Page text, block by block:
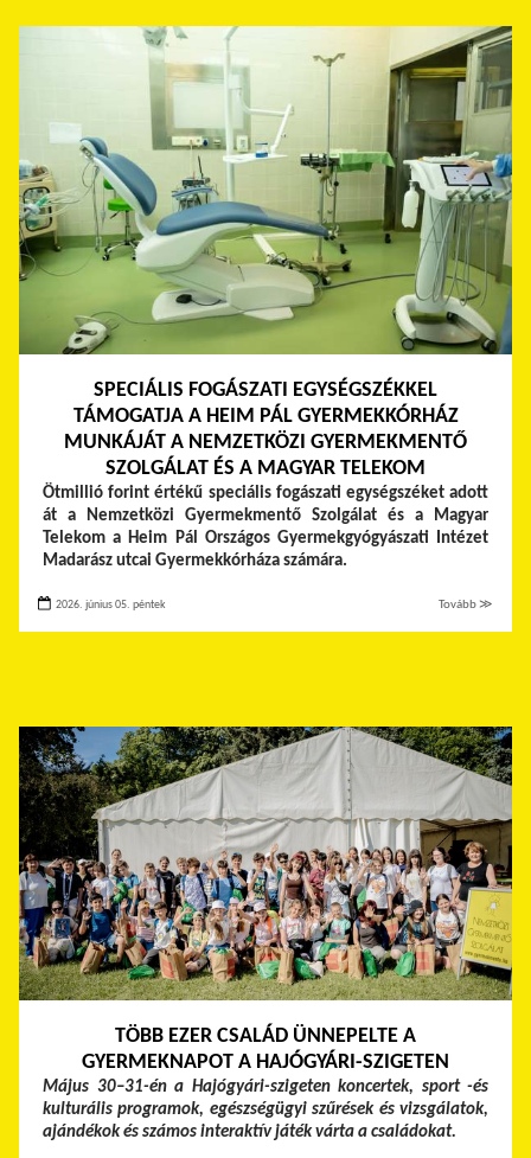
SPECIÁLIS FOGÁSZATI EGYSÉGSZÉKKEL
TÁMOGATJA A HEIM PÁL GYERMEKKÓRHÁZ
MUNKÁJÁT A NEMZETKÖZI GYERMEKMENTŐ
SZOLGÁLAT ÉS A MAGYAR TELEKOM
Ötmillió forint értékű speciális fogászati egységszéket adott
át a Nemzetközi Gyermekmentő Szolgálat és a Magyar
Telekom a Heim Pál Országos Gyermekgyógyászati Intézet
Madarász utcai Gyermekkórháza számára.
2026. június 05. péntek Tovább ≫
TÖBB EZER CSALÁD ÜNNEPELTE A
GYERMEKNAPOT A HAJÓGYÁRI-SZIGETEN
Május 30–31-én a Hajógyári-szigeten koncertek, sport -és
kulturális programok, egészségügyi szűrések és vizsgálatok,
ajándékok és számos interaktív játék várta a családokat.